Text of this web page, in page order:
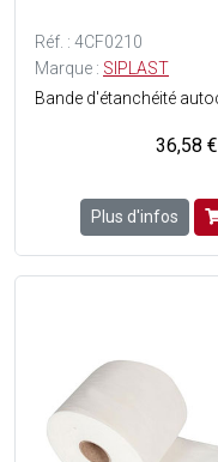
Réf. : 4CF0210
Marque : SIPLAST
36,58 €
Plus d'infos